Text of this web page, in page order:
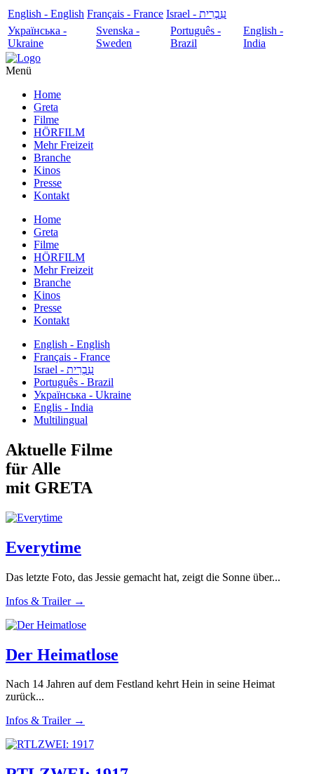
English - English Français - France
עִבְרִית - Israel
Українська -
Ukraine
Svenska -
Sweden
Português -
Brazil
English -
India
Menü
Home
Greta
Filme
HÖRFILM
Mehr Freizeit
Branche
Kinos
Presse
Kontakt
Home
Greta
Filme
HÖRFILM
Mehr Freizeit
Branche
Kinos
Presse
Kontakt
English - English
Français - France
עִבְרִית - Israel
Português - Brazil
Українська - Ukraine
Englis - India
Multilingual
Aktuelle Filme
für Alle
mit GRETA
Everytime
Das letzte Foto, das Jessie gemacht hat, zeigt die Sonne über...
Infos & Trailer →
Der Heimatlose
Nach 14 Jahren auf dem Festland kehrt Hein in seine Heimat
zurück...
Infos & Trailer →